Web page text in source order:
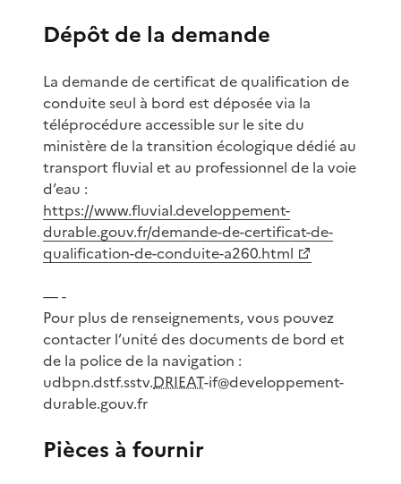
Dépôt de la demande
La demande de certificat de qualification de
conduite seul à bord est déposée via la
téléprocédure accessible sur le site du
ministère de la transition écologique dédié au
transport fluvial et au professionnel de la voie
d’eau :
https://www.fluvial.developpement-
durable.gouv.fr/demande-de-certificat-de-
qualification-de-conduite-a260.html
— -
Pour plus de renseignements, vous pouvez
contacter l’unité des documents de bord et
de la police de la navigation :
udbpn.dstf.sstv.DRIEAT-if@developpement-
durable.gouv.fr
Pièces à fournir